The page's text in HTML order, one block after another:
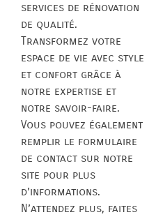
services de rénovation
de qualité.
Transformez votre
espace de vie avec style
et confort grâce à
notre expertise et
notre savoir-faire.
Vous pouvez également
remplir le formulaire
de contact sur notre
site pour plus
d’informations.
N’attendez plus, faites